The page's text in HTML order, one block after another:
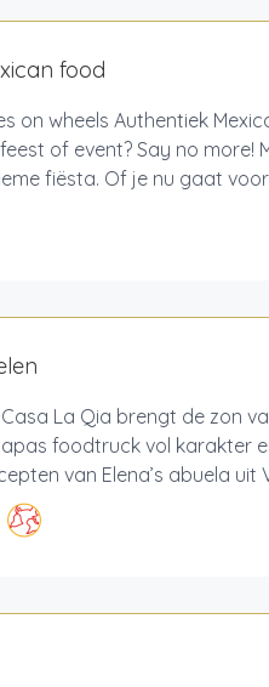
food
on wheels Authentiek
of event? Say no more!
fiësta. Of je nu gaat voor
La Qia brengt de zon
foodtruck vol karakter
van Elena’s abuela uit